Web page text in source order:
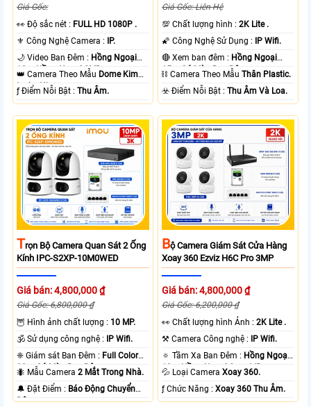
Giá Gốc:
️👀 Độ sắc nét : FULL HD 1080P .
⚜️ Công Nghệ Camera :
IP.
🌙 Video Ban Đêm : Hồng Ngoại
10m Hồng Ngoại SMD.
👑 Camera Theo Mẫu Dome Kim
loại + Nhựa.
️ƒ Điểm Nỗi Bật :Thu Âm.
Giá Gốc: Liên Hệ
💯 Chất lượng hình :2K Lite .
🌠 Công Nghệ Sử Dụng :
IP Wifi.
🔴 Xem ban đêm : Hồng Ngoại
15m Có Màu Ban Ðêm.
⛓ Camera Theo MẫuThân Plastic.
️☣️ Điểm Nỗi Bật :Thu Âm Và Loa.
TRọn Bộ Camera Quan Sát 2 Ống
Kính IPC-S2XP-10M0WED
Giá bán: 4,800,000 ₫
Giá Gốc: 6,800,000 ₫
🦉 Hình ảnh chất lượng : 10 MP.
🕉️ Sử dụng công nghệ :
IP Wifi.
❈ Giám sát Ban Đêm : Full Color
20m Có Màu Ban Ðêm.
🐜 Mẫu Camera2 Mắt Trong Nhà.
️🔔 Đặt Điểm : Báo Động Chuyển
Động.
BỘ Camera Giám Sát Cửa Hàng
Xoay 360 Ezviz H6C Pro 3MP
Giá bán: 4,800,000 ₫
Giá Gốc: 6,200,000 ₫
️👀 Chất lượng hình Ảnh :2K Lite .
⚒ Camera Công nghệ :
IP Wifi.
🔅 Tầm Xa Ban Đêm : Hồng Ngoại
10m Hồng Ngoại Smart IR.
💦 Loại CameraXoay 360.
️ƒ Chức Năng :Xoay 360 Thu Âm.